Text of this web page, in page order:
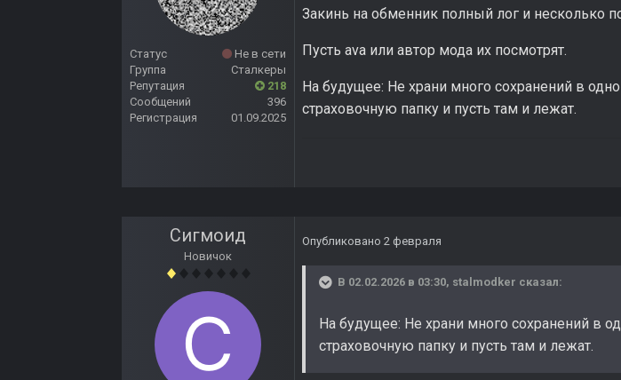
Статус
Не в сети
Группа
Сталкеры
Репутация
218
Сообщений
396
Регистрация
01.09.2025
Закинь на обменник полный лог и несколько
Пусть ava или автор мода их посмотрят.
На будущее: Не храни много сохранений в
страховочную папку и пусть там и лежат.
Сигмоид
Новичок
Опубликовано 2 февраля
В 02.02.2026 в 03:30, stalmodker сказал:
На будущее: Не храни много сохранений в
страховочную папку и пусть там и лежат.